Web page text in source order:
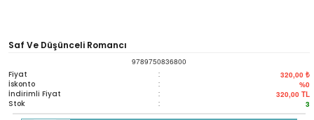
Saf Ve Düşünceli Romancı
9789750836800
Fiyat : 320,00 ₺
İskonto : %0
İndirimli Fiyat : 320,00 TL
Stok : 3